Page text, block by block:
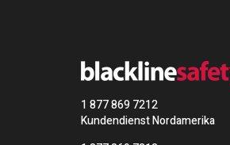
1 877 869 7212
Kundendienst Nordamerika